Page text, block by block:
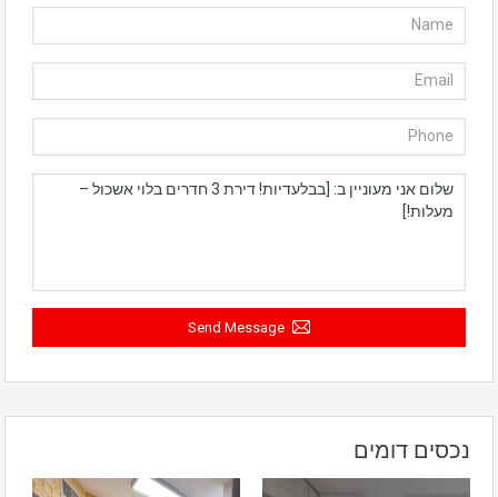
Send Message
נכסים דומים